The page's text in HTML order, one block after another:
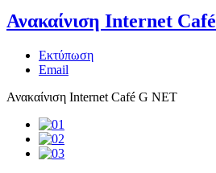
Ανακαίνιση Internet Café
Εκτύπωση
Email
Ανακαίνιση Internet Café G NET